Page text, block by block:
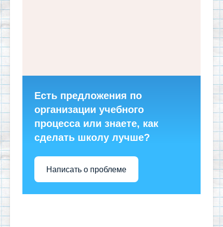
Есть предложения по
организации учебного
процесса или знаете, как
сделать школу лучше?
Написать о проблеме